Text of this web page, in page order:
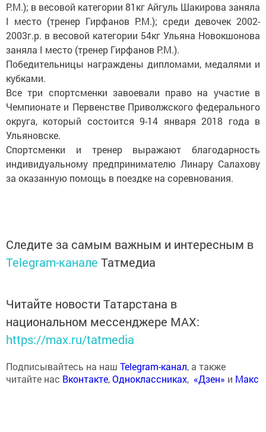
Р.М.); в весовой категории 81кг Айгуль Шакирова заняла
I место (тренер Гирфанов Р.М.); среди девочек 2002-
2003г.р. в весовой категории 54кг Ульяна Новокшонова
заняла I место (тренер Гирфанов Р.М.).
Победительницы награждены дипломами, медалями и
кубками.
Все три спортсменки завоевали право на участие в
Чемпионате и Первенстве Приволжского федерального
округа, который состоится 9-14 января 2018 года в
Ульяновске.
Спортсменки и тренер выражают благодарность
индивидуальному предпринимателю Линару Салахову
за оказанную помощь в поездке на соревнования.
Следите за самым важным и интересным в
Telegram-канале Татмедиа
Читайте новости Татарстана в
национальном мессенджере MАХ:
https://max.ru/tatmedia
Подписывайтесь на наш Telegram-канал, а также
читайте нас Вконтакте,Одноклассниках, «Дзен» и Макс